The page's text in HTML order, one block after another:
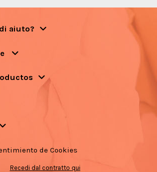
aiuto?
de Cookies
Recedi dal contratto qui